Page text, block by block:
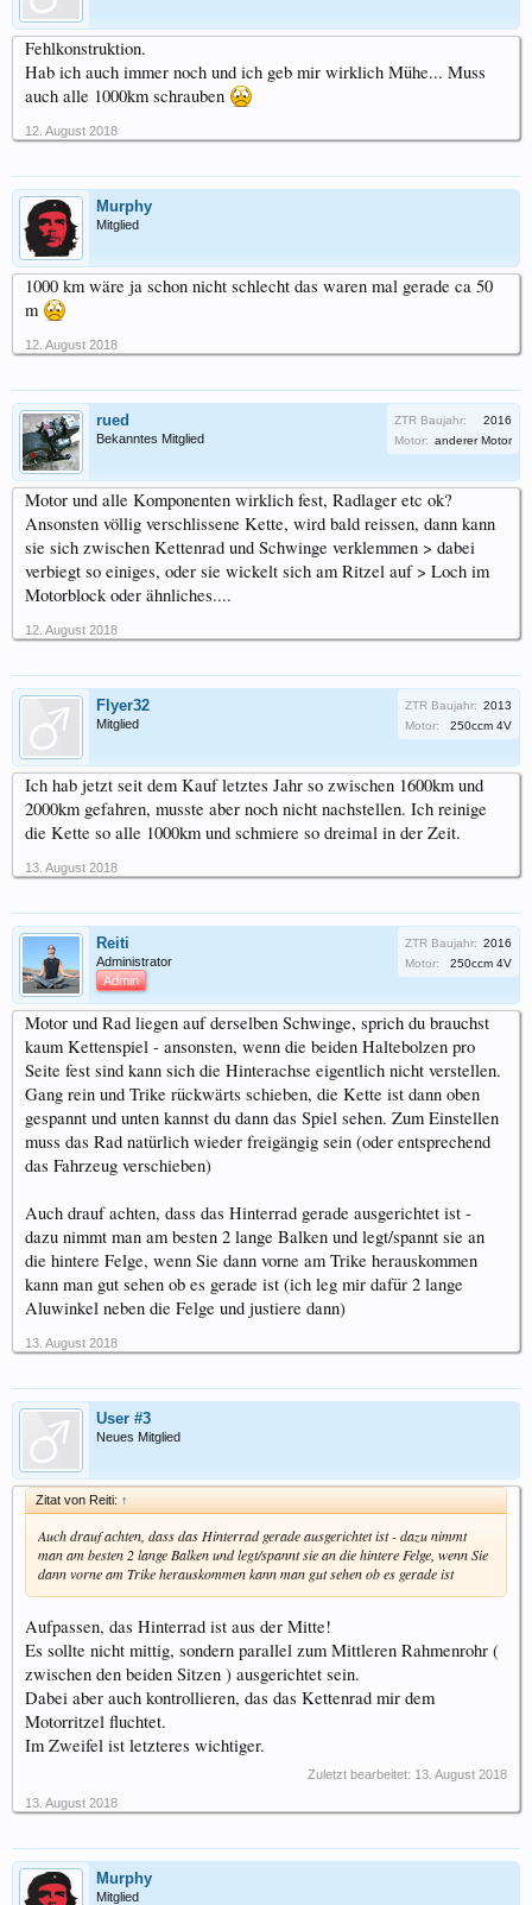
Fehlkonstruktion.
Hab ich auch immer noch und ich geb mir wirklich Mühe... Muss
auch alle 1000km schrauben
12. August 2018
Murphy
Mitglied
1000 km wäre ja schon nicht schlecht das waren mal gerade ca 50
m
12. August 2018
rued
Bekanntes Mitglied
ZTR Baujahr:
2016
Motor: anderer Motor
Motor und alle Komponenten wirklich fest, Radlager etc ok?
Ansonsten völlig verschlissene Kette, wird bald reissen, dann kann
sie sich zwischen Kettenrad und Schwinge verklemmen > dabei
verbiegt so einiges, oder sie wickelt sich am Ritzel auf > Loch im
Motorblock oder ähnliches....
12. August 2018
Flyer32
Mitglied
ZTR Baujahr: 2013
Motor:
250ccm 4V
Ich hab jetzt seit dem Kauf letztes Jahr so zwischen 1600km und
2000km gefahren, musste aber noch nicht nachstellen. Ich reinige
die Kette so alle 1000km und schmiere so dreimal in der Zeit.
13. August 2018
Reiti
Administrator
Admin
ZTR Baujahr: 2016
Motor:
250ccm 4V
Motor und Rad liegen auf derselben Schwinge, sprich du brauchst
kaum Kettenspiel - ansonsten, wenn die beiden Haltebolzen pro
Seite fest sind kann sich die Hinterachse eigentlich nicht verstellen.
Gang rein und Trike rückwärts schieben, die Kette ist dann oben
gespannt und unten kannst du dann das Spiel sehen. Zum Einstellen
muss das Rad natürlich wieder freigängig sein (oder entsprechend
das Fahrzeug verschieben)
Auch drauf achten, dass das Hinterrad gerade ausgerichtet ist -
dazu nimmt man am besten 2 lange Balken und legt/spannt sie an
die hintere Felge, wenn Sie dann vorne am Trike herauskommen
kann man gut sehen ob es gerade ist (ich leg mir dafür 2 lange
Aluwinkel neben die Felge und justiere dann)
13. August 2018
User #3
Neues Mitglied
Zitat von Reiti: ↑
Auch drauf achten, dass das Hinterrad gerade ausgerichtet ist - dazu nimmt
man am besten 2 lange Balken und legt/spannt sie an die hintere Felge, wenn Sie
dann vorne am Trike herauskommen kann man gut sehen ob es gerade ist
Aufpassen, das Hinterrad ist aus der Mitte!
Es sollte nicht mittig, sondern parallel zum Mittleren Rahmenrohr (
zwischen den beiden Sitzen ) ausgerichtet sein.
Dabei aber auch kontrollieren, das das Kettenrad mir dem
Motorritzel fluchtet.
Im Zweifel ist letzteres wichtiger.
Zuletzt bearbeitet: 13. August 2018
13. August 2018
Murphy
Mitglied